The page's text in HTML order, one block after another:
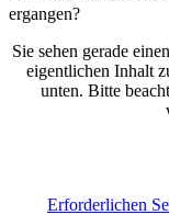
ergangen?
Sie sehen gerade
eigentlichen Inhalt
unten. Bitte
Erforderlichen